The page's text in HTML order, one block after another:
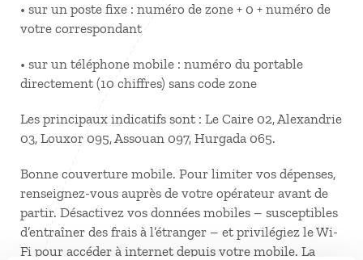
• sur un poste fixe : numéro de zone + 0 + numéro de
votre correspondant
• sur un téléphone mobile : numéro du portable
directement (10 chiffres) sans code zone
Les principaux indicatifs sont : Le Caire 02, Alexandrie
03, Louxor 095, Assouan 097, Hurgada 065.
Bonne couverture mobile. Pour limiter vos dépenses,
renseignez-vous auprès de votre opérateur avant de
partir. Désactivez vos données mobiles – susceptibles
d’entraîner des frais à l’étranger – et privilégiez le Wi-
Fi pour accéder à internet depuis votre mobile. La